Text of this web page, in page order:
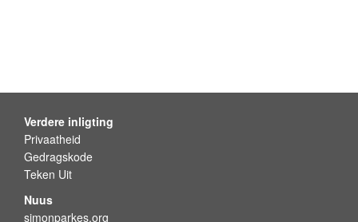
Verdere inligting
Privaatheid
Gedragskode
Teken Uit
Nuus
simonparkes.org